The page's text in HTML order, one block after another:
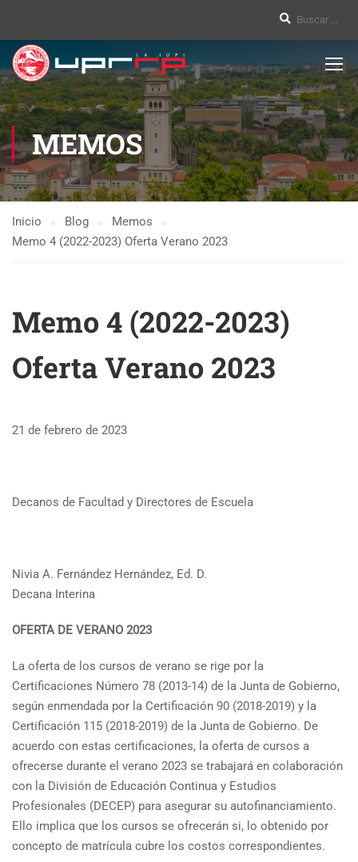
MEMOS
Inicio Blog
Memos
Memo 4 (2022-2023) Oferta Verano 2023
Memo 4 (2022-2023)
Oferta Verano 2023
21 de febrero de 2023
Decanos de Facultad y Directores de Escuela
Nivia A. Fernández Hernández, Ed. D.
Decana Interina
OFERTA DE VERANO 2023
La oferta de los cursos de verano se rige por la
Certificaciones Número 78 (2013-14) de la Junta de Gobierno,
según enmendada por la Certificación 90 (2018-2019) y la
Certificación 115 (2018-2019) de la Junta de Gobierno. De
acuerdo con estas certificaciones, la oferta de cursos a
ofrecerse durante el verano 2023 se trabajará en colaboración
con la División de Educación Continua y Estudios
Profesionales (DECEP) para asegurar su autofinanciamiento.
Ello implica que los cursos se ofrecerán si, lo obtenido por
concepto de matrícula cubre los costos correspondientes.